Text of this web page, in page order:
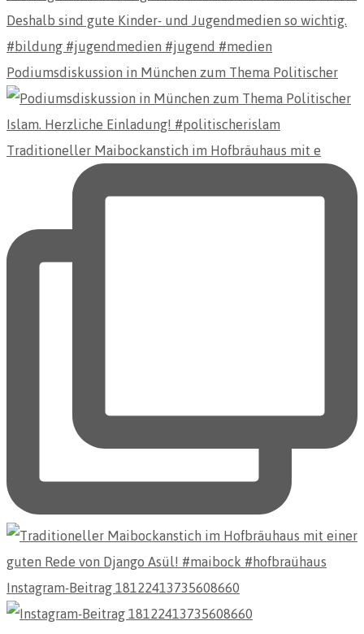
Podiumsdiskussion in München zum Thema Politischer
Traditioneller Maibockanstich im Hofbräuhaus mit e
Instagram-Beitrag 18122413735608660